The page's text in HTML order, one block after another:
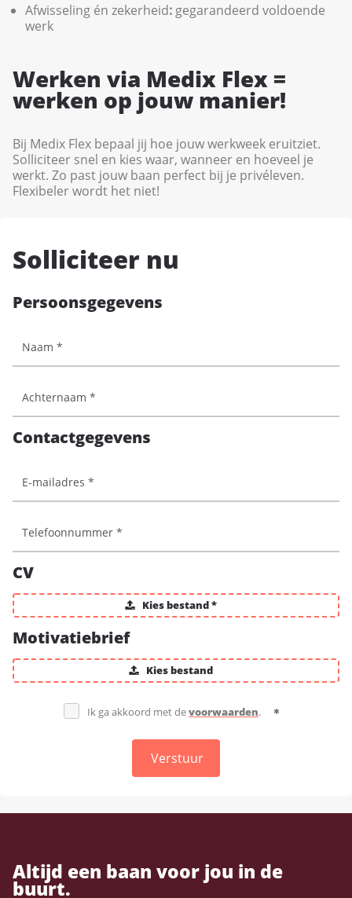
Afwisseling én zekerheid: gegarandeerd voldoende
werk
Werken via Medix Flex =
werken op jouw manier!
Bij Medix Flex bepaal jij hoe jouw werkweek eruitziet.
Solliciteer snel en kies waar, wanneer en hoeveel je
werkt. Zo past jouw baan perfect bij je privéleven.
Flexibeler wordt het niet!
Solliciteer nu
Persoonsgegevens
Contactgegevens
CV
Kies bestand *
Motivatiebrief
Kies bestand
Ik ga akkoord met devoorwaarden.
Verstuur
Altijd een baan voor jou in de
buurt.